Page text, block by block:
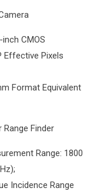
CMOS
Effective Pixels
Format Equivalent
Range Finder
Range: 1800
Incidence Range